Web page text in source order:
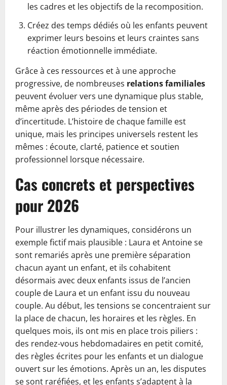
les cadres et les objectifs de la recomposition.
Créez des temps dédiés où les enfants peuvent
exprimer leurs besoins et leurs craintes sans
réaction émotionnelle immédiate.
Grâce à ces ressources et à une approche
progressive, de nombreuses relations familiales
peuvent évoluer vers une dynamique plus stable,
même après des périodes de tension et
d’incertitude. L’histoire de chaque famille est
unique, mais les principes universels restent les
mêmes : écoute, clarté, patience et soutien
professionnel lorsque nécessaire.
Cas concrets et perspectives
pour 2026
Pour illustrer les dynamiques, considérons un
exemple fictif mais plausible : Laura et Antoine se
sont remariés après une première séparation
chacun ayant un enfant, et ils cohabitent
désormais avec deux enfants issus de l’ancien
couple de Laura et un enfant issu du nouveau
couple. Au début, les tensions se concentraient sur
la place de chacun, les horaires et les règles. En
quelques mois, ils ont mis en place trois piliers :
des rendez-vous hebdomadaires en petit comité,
des règles écrites pour les enfants et un dialogue
ouvert sur les émotions. Après un an, les disputes
se sont raréfiées, et les enfants s’adaptent à la